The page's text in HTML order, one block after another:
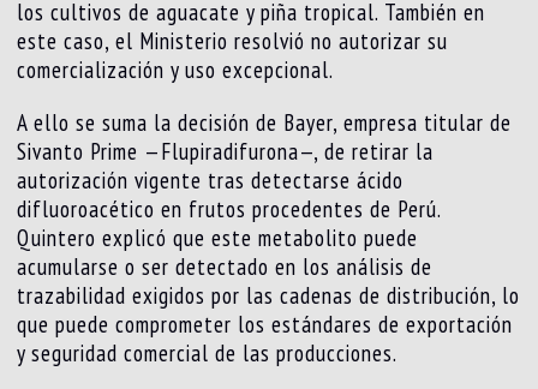
los cultivos de aguacate y piña tropical. También en
este caso, el Ministerio resolvió no autorizar su
comercialización y uso excepcional.
A ello se suma la decisión de Bayer, empresa titular de
Sivanto Prime —Flupiradifurona—, de retirar la
autorización vigente tras detectarse ácido
difluoroacético en frutos procedentes de Perú.
Quintero explicó que este metabolito puede
acumularse o ser detectado en los análisis de
trazabilidad exigidos por las cadenas de distribución, lo
que puede comprometer los estándares de exportación
y seguridad comercial de las producciones.